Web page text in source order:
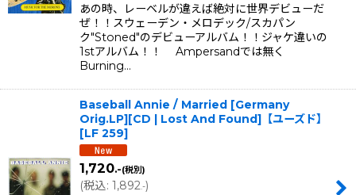
あの時、レーベルが違えば絶対に世界デビューだ
ぜ！！スウェーデン・メロデック/スカパン
ク"Stoned"のデビューアルバム！！ジャケ違いの
1stアルバム！！ Ampersandでは無く
Burning…
Baseball Annie / Married [Germany
Orig.LP][CD | Lost And Found]【ユーズド】
[LF 259]
1,720.-(税別)
(税込: 1,892.-)